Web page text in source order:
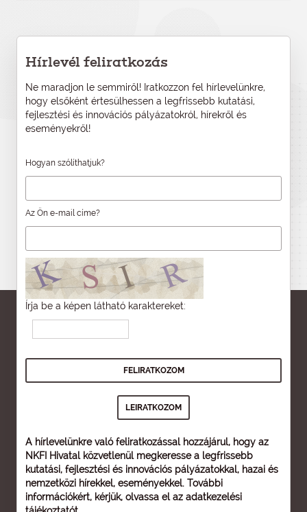
Hírlevél feliratkozás
Ne maradjon le semmiről! Iratkozzon fel hírlevelünkre,
hogy elsőként értesülhessen a legfrissebb kutatási,
fejlesztési és innovációs pályázatokról, hírekről és
eseményekről!
Hogyan szólíthatjuk?
Az Ön e-mail címe?
Írja be a képen látható karaktereket:
A hírlevelünkre való feliratkozással hozzájárul, hogy az
NKFI Hivatal közvetlenül megkeresse a legfrissebb
kutatási, fejlesztési és innovációs pályázatokkal, hazai és
nemzetközi hírekkel, eseményekkel. További
információkért, kérjük, olvassa el az adatkezelési